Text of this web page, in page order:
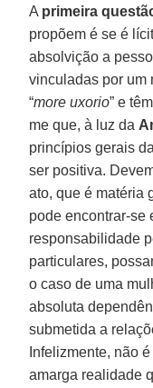
A primeira
propõem é se é
absolvição a
vinculadas por um
“more uxorio” e
me que, à luz da
princípios gerais
ser positiva.
ato, que é matéria
pode encontrar-se
responsabilidade
particulares,
o caso de uma
absoluta
submetida a
Infelizmente, não
amarga realidade